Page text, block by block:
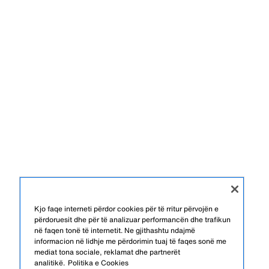
Kjo faqe interneti përdor cookies për të rritur përvojën e
përdoruesit dhe për të analizuar performancën dhe trafikun
në faqen tonë të internetit. Ne gjithashtu ndajmë
informacion në lidhje me përdorimin tuaj të faqes sonë me
mediat tona sociale, reklamat dhe partnerët
analitikë. Politika e Cookies